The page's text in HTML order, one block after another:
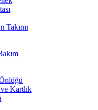
Takımı
Kartlık